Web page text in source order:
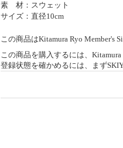
素 材：スウェット
サイズ：直径10cm
この商品はKitamura Ryo Member's
この商品を購入するには、Kitamura
登録状態を確かめるには、まず